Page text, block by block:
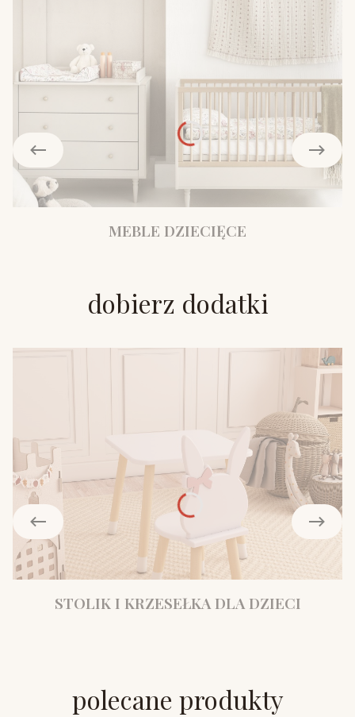
MEBLE DZIECIĘCE
dobierz dodatki
STOLIK I KRZESEŁKA DLA DZIECI
polecane produkty